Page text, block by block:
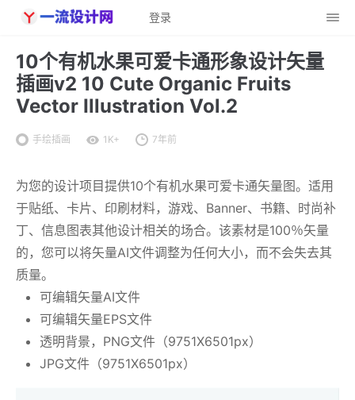
登录
10个有机水果可爱卡通形象设计矢量
插画v2 10 Cute Organic Fruits
Vector Illustration Vol.2
手绘插画 1K+ 7年前
为您的设计项目提供10个有机水果可爱卡通矢量图。适用
于贴纸、卡片、印刷材料，游戏、Banner、书籍、时尚补
丁、信息图表其他设计相关的场合。该素材是100％矢量
的，您可以将矢量AI文件调整为任何大小，而不会失去其
质量。
可编辑矢量AI文件
可编辑矢量EPS文件
透明背景，PNG文件（9751X6501px）
JPG文件（9751X6501px）